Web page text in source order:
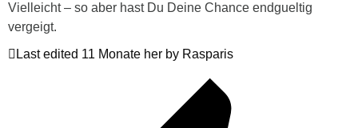
Vielleicht – so aber hast Du Deine Chance endgueltig
vergeigt.
Last edited 11 Monate her by Rasparis